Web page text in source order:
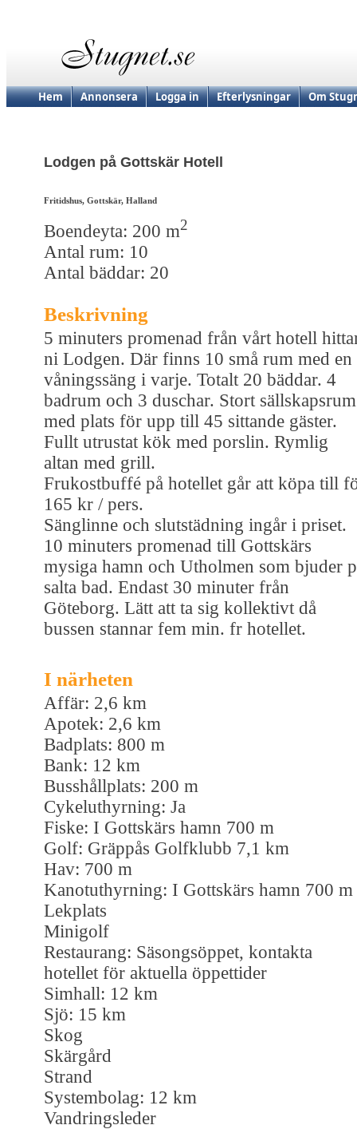
Hem Annonsera Logga in Efterlysningar Om
Lodgen på Gottskär Hotell
Fritidshus, Gottskär, Halland
Boendeyta: 200 m2
Antal rum: 10
Antal bäddar: 20
Beskrivning
5 minuters promenad från vårt hotell
ni Lodgen. Där finns 10 små rum med en
våningssäng i varje. Totalt 20 bäddar. 4
badrum och 3 duschar. Stort sällskapsrum
med plats för upp till 45 sittande gäster.
Fullt utrustat kök med porslin. Rymlig
altan med grill.
Frukostbuffé på hotellet går att köpa till
165 kr / pers.
Sänglinne och slutstädning ingår i priset.
10 minuters promenad till Gottskärs
mysiga hamn och Utholmen som bjuder
salta bad. Endast 30 minuter från
Göteborg. Lätt att ta sig kollektivt då
bussen stannar fem min. fr hotellet.
I närheten
Affär: 2,6 km
Apotek: 2,6 km
Badplats: 800 m
Bank: 12 km
Busshållplats: 200 m
Cykeluthyrning: Ja
Fiske: I Gottskärs hamn 700 m
Golf: Gräppås Golfklubb 7,1 km
Hav: 700 m
Kanotuthyrning: I Gottskärs hamn 700 m
Lekplats
Minigolf
Restaurang: Säsongsöppet, kontakta
hotellet för aktuella öppettider
Simhall: 12 km
Sjö: 15 km
Skog
Skärgård
Strand
Systembolag: 12 km
Vandringsleder